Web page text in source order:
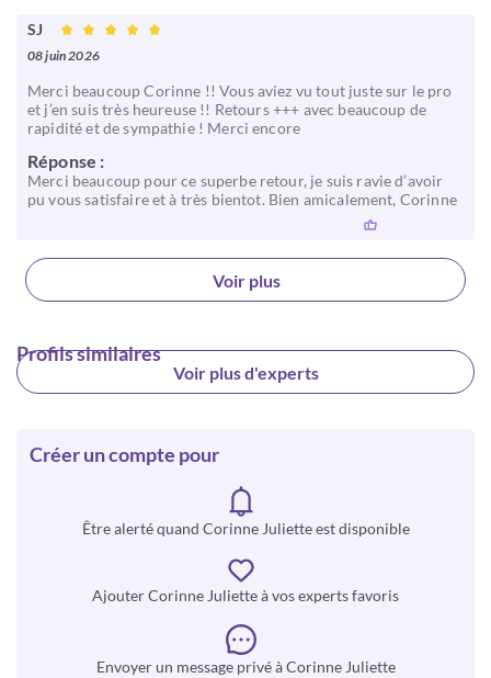
SJ
08 juin 2026
Merci beaucoup Corinne !! Vous aviez vu tout juste sur le pro
et j’en suis très heureuse !! Retours +++ avec beaucoup de
rapidité et de sympathie ! Merci encore
Réponse :
Merci beaucoup pour ce superbe retour, je suis ravie d’avoir
pu vous satisfaire et à très bientot. Bien amicalement, Corinne
Voir plus
Profils similaires
Voir plus d'experts
Créer un compte pour
Être alerté quand Corinne Juliette est disponible
Ajouter Corinne Juliette à vos experts favoris
Envoyer un message privé à Corinne Juliette